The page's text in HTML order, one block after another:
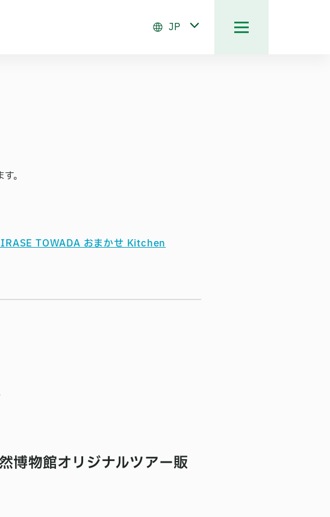
JP
。
TOWADA おまかせ Kitchen
博物館オリジナルツアー販